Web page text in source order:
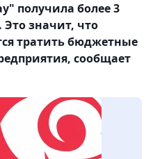
получила более 3
Это значит, что
тратить бюджетные
сообщает